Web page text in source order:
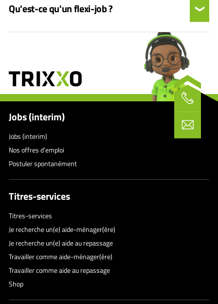
Qu'est-ce qu'un flexi-job ?
Jobs (interim)
Jobs (interim)
Nos offres d’emploi
Postuler spontanément
Titres-services
Titres-services
Je recherche un(e) aide-ménager(ère)
Je recherche un(e) aide au repassage
Travailler comme aide-ménager(ère)
Travailler comme aide au repassage
Shop